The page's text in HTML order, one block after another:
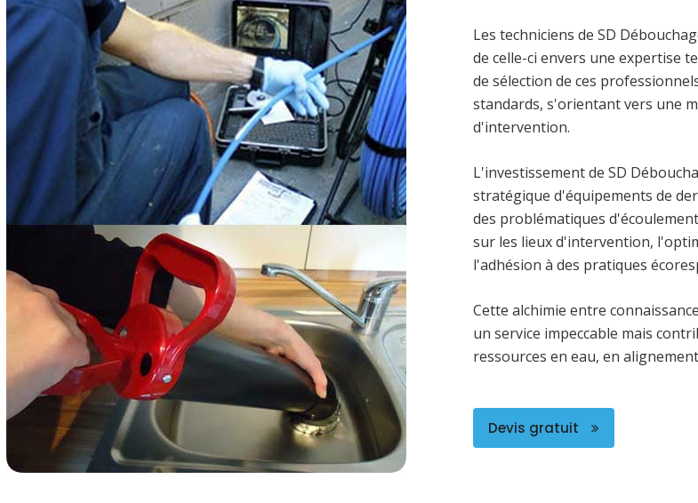
Les techniciens de SD
de celle-ci envers une expertise
de sélection de ces
standards, s'orientant vers une
d'intervention.
L'investissement de SD
stratégique d'équipements de
des problématiques
sur les lieux d'intervention,
l'adhésion à des pratiques
Cette alchimie entre
un service impeccable mais
ressources en eau, en
Devis gratuit